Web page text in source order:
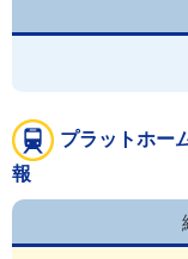
プラットホー
報